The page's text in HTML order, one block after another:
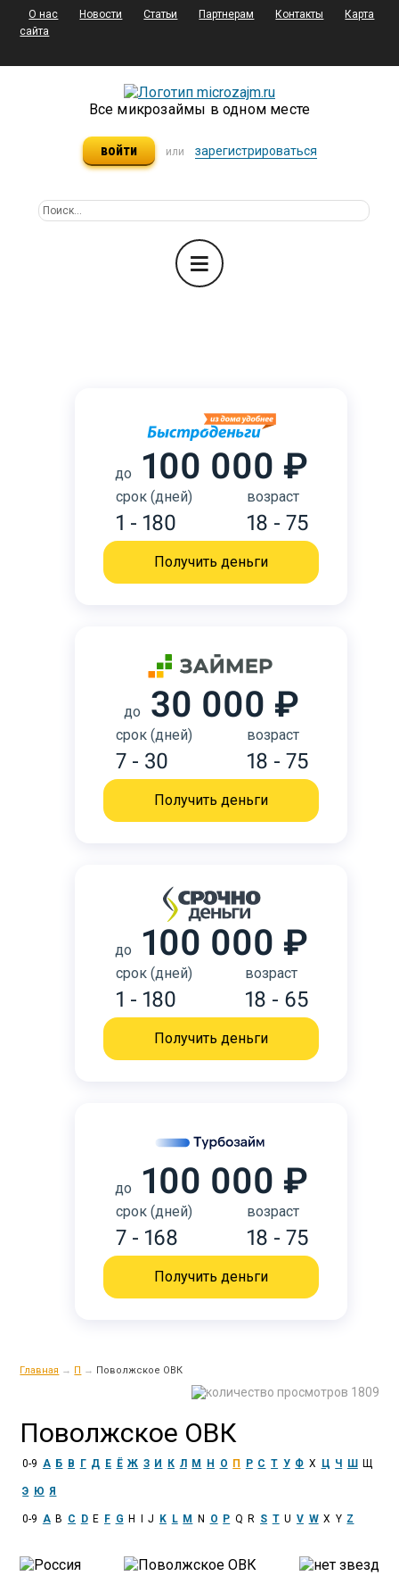
О нас Новости Статьи Партнерам Контакты
Карта
сайта
Все микрозаймы в одном месте
войти или зарегистрироваться
до 100 000 ₽
срок (дней)
1 - 180
возраст
18 - 75
Получить деньги
до 30 000 ₽
срок (дней)
7 - 30
возраст
18 - 75
Получить деньги
до 100 000 ₽
срок (дней)
1 - 180
возраст
18 - 65
Получить деньги
до 100 000 ₽
срок (дней)
7 - 168
возраст
18 - 75
Получить деньги
Главная → П → Поволжское ОВК
1809
Поволжское ОВК
0-9 А Б В Г Д Е Ё Ж З И К Л М Н О П Р С Т У Ф Х Ц Ч Ш Щ
Э Ю Я
0-9 A B C D E F G H J K L M N O P Q R S T U V W X Y Z